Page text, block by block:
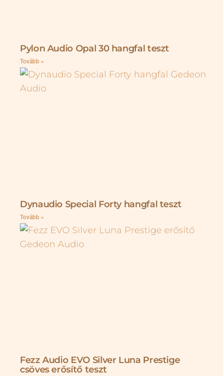
Pylon Audio Opal 30 hangfal teszt
Tovább »
Dynaudio Special Forty hangfal teszt
Tovább »
Fezz Audio EVO Silver Luna Prestige
csöves erősítő teszt